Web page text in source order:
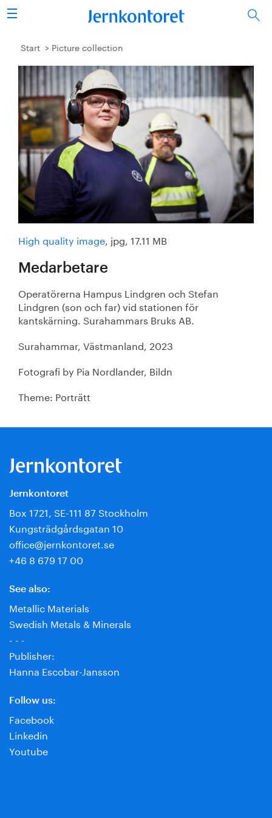
Search
Steel industry
Vision 2050
Research & education
Energy & environment
Publications
Picture collection
About us
Start Picture collection
High quality image , jpg, 17.11 MB
Medarbetare
Operatörerna Hampus Lindgren och Stefan
Lindgren (son och far) vid stationen för
kantskärning. Surahammars Bruks AB.
Surahammar, Västmanland, 2023
Fotografi by Pia Nordlander, Bildn
Theme: Porträtt
Jernkontoret
Box 1721, SE-111 87 Stockholm
Kungsträdgårdsgatan 10
office@jernkontoret.se
+46 8 679 17 00
See also:
Metallic Materials
Swedish Metals & Minerals
- - -
Publisher:
Hanna Escobar-Jansson
Follow us:
Facebook
Linkedin
Youtube